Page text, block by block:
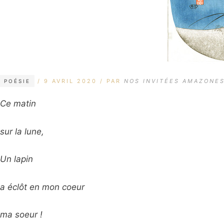
POÉSIE
9 AVRIL 2020 PAR NOS INVITÉES
Ce matin
sur la lune,
Un lapin
a éclôt en mon coeur
ma soeur !